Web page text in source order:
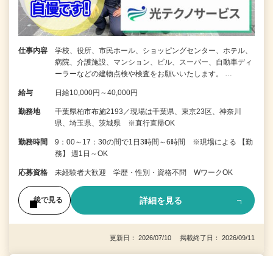
仕事内容
学校、役所、市民ホール、ショッピングセンター、ホテル、
病院、介護施設、マンション、ビル、スーパー、自動車ディ
ーラーなどの建物点検や検査をお願いいたします。 …
給与 日給10,000円～40,000円
勤務地
千葉県柏市布施2193／現場は千葉県、東京23区、神奈川
県、埼玉県、茨城県 ※直行直帰OK
勤務時間
9：00～17：30の間で1日3時間～6時間 ※現場による 【勤
務】 週1日～OK
応募資格 未経験者大歓迎 学歴・性別・資格不問 WワークOK
後で見る 詳細を見る
更新日： 2026/07/10 掲載終了日： 2026/09/11